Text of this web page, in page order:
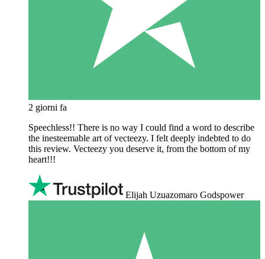
2 giorni fa
Speechless!! There is no way I could find a word to describe
the inesteemable art of vecteezy. I felt deeply indebted to do
this review. Vecteezy you deserve it, from the bottom of my
heart!!!
Elijah Uzuazomaro Godspower